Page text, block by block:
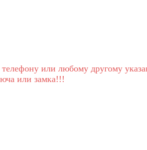
или любому другому
или замка!!!